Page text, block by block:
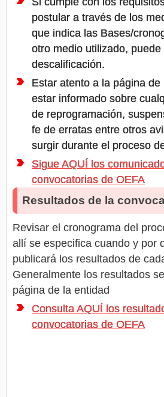
postular a través de los
que indica las Bases/
otro medio utilizado,
descalificación.
Estar atento a la página
estar informado sobre
de reprogramación,
fe de erratas entre otros
surgir durante el proceso
Sigue AQUÍ los
convocatorias de OEFA
Resultados de la
Revisar el cronograma del
allí se especifica cuando y por
publicará los resultados de
Generalmente los resultados
página de la entidad
Consulta AQUÍ los
convocatorias de OEFA